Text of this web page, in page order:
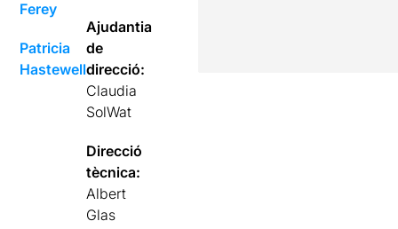
Ferey
Patricia
Hastewell
Ajudantia
de
direcció:
Claudia
SolWat
Direcció
tècnica:
Albert
Glas